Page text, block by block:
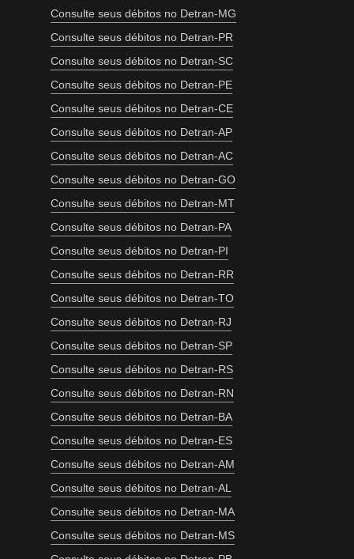
Consulte seus débitos no Detran-MG
Consulte seus débitos no Detran-PR
Consulte seus débitos no Detran-SC
Consulte seus débitos no Detran-PE
Consulte seus débitos no Detran-CE
Consulte seus débitos no Detran-AP
Consulte seus débitos no Detran-AC
Consulte seus débitos no Detran-GO
Consulte seus débitos no Detran-MT
Consulte seus débitos no Detran-PA
Consulte seus débitos no Detran-PI
Consulte seus débitos no Detran-RR
Consulte seus débitos no Detran-TO
Consulte seus débitos no Detran-RJ
Consulte seus débitos no Detran-SP
Consulte seus débitos no Detran-RS
Consulte seus débitos no Detran-RN
Consulte seus débitos no Detran-BA
Consulte seus débitos no Detran-ES
Consulte seus débitos no Detran-AM
Consulte seus débitos no Detran-AL
Consulte seus débitos no Detran-MA
Consulte seus débitos no Detran-MS